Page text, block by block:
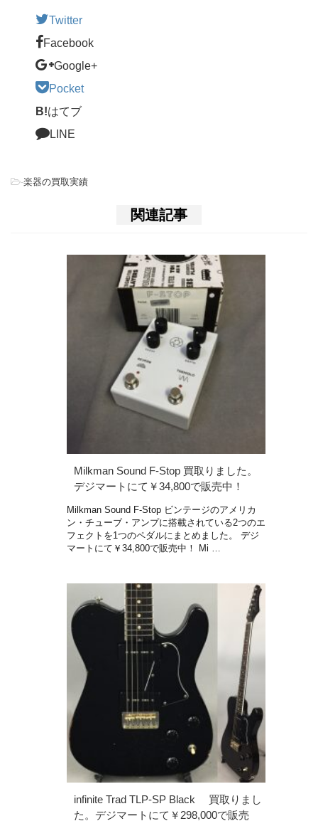
Twitter
Facebook
Google+
Pocket
B!はてブ
LINE
-楽器の買取実績
関連記事
Milkman Sound F-Stop 買取りました。
デジマートにて￥34,800で販売中！
Milkman Sound F-Stop ビンテージのアメリカ
ン・チューブ・アンプに搭載されている2つのエ
フェクトを1つのペダルにまとめました。 デジ
マートにて￥34,800で販売中！ Mi …
infinite Trad TLP-SP Black 買取りまし
た。デジマートにて￥298,000で販売